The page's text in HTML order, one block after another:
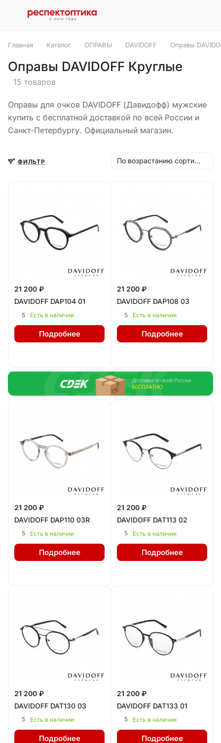
Главная Каталог ОПРАВЫ DAVIDOFF Оправы
Оправы DAVIDOFF Круглые
15 товаров
Оправы для очков DAVIDOFF (Давидофф) мужские
купить с бесплатной доставкой по всей России и
Санкт-Петербургу. Официальный магазин.
ФИЛЬТР По возрастанию сортировки
21 200 ₽
DAVIDOFF DAP104 01
5 Есть в наличии
Подробнее
21 200 ₽
DAVIDOFF DAP108 03
5 Есть в наличии
Подробнее
21 200 ₽
DAVIDOFF DAP110 03R
5 Есть в наличии
Подробнее
21 200 ₽
DAVIDOFF DAT113 02
5 Есть в наличии
Подробнее
21 200 ₽
DAVIDOFF DAT130 03
5 Есть в наличии
Подробнее
21 200 ₽
DAVIDOFF DAT133 01
5 Есть в наличии
Подробнее